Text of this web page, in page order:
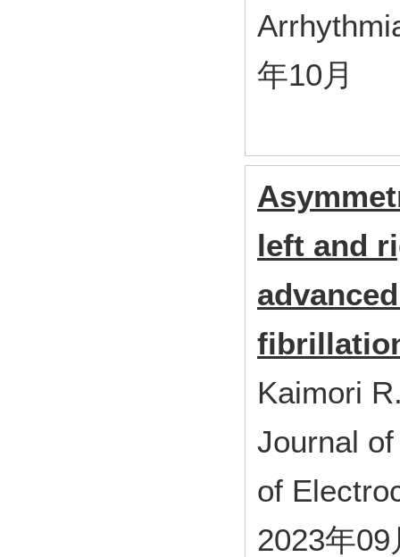
年10月
left and
Kaimori
Journal
of
2023年09